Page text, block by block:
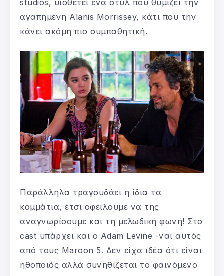
studios, υιοθετεί ένα στυλ που θυμίζει την
αγαπημένη Alanis Morrissey, κάτι που την
κάνει ακόμη πιο συμπαθητική.
Παράλληλα τραγουδάει η ίδια τα
κομμάτια, έτσι οφείλουμε να της
αναγνωρίσουμε και τη μελωδική φωνή! Στο
cast υπάρχει και ο Adam Levine -ναι αυτός
από τους Maroon 5. Δεν είχα ιδέα ότι είναι
ηθοποιός αλλά συνηθίζεται το φαινόμενο